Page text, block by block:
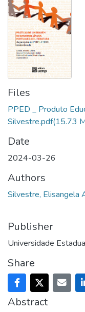
Files
PPED _ Produto
Silvestre.pdf(15.73
Date
2024-03-26
Authors
Silvestre, Elisangela
Publisher
Universidade
Share
Abstract